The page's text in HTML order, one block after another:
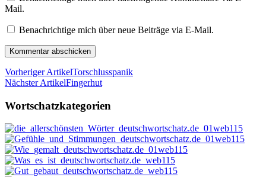
Mail.
Benachrichtige mich über neue Beiträge via E-Mail.
Vorheriger ArtikelTorschlusspanik
Nächster ArtikelFingerhut
Wortschatzkategorien